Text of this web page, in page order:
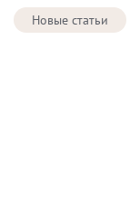
Новые статьи